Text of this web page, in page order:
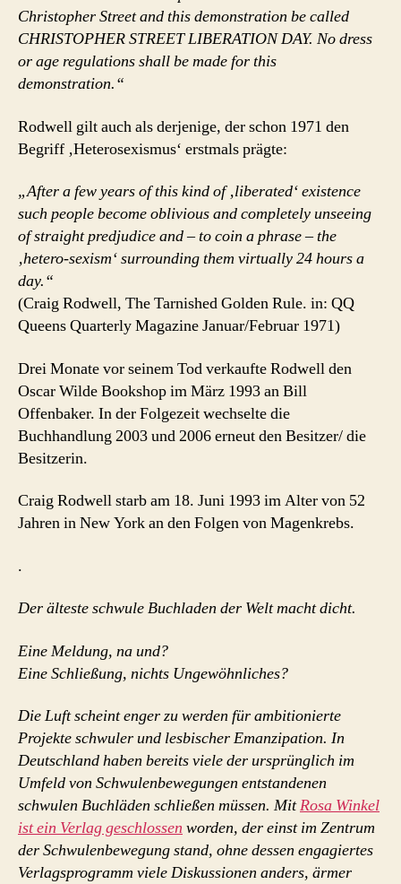
Christopher Street and this demonstration be called
CHRISTOPHER STREET LIBERATION DAY. No dress
or age regulations shall be made for this
demonstration.“
Rodwell gilt auch als derjenige, der schon 1971 den
Begriff ‚Heterosexismus‘ erstmals prägte:
„After a few years of this kind of ‚liberated‘ existence
such people become oblivious and completely unseeing
of straight predjudice and – to coin a phrase – the
‚hetero-sexism‘ surrounding them virtually 24 hours a
day.“
(Craig Rodwell, The Tarnished Golden Rule. in: QQ
Queens Quarterly Magazine Januar/Februar 1971)
Drei Monate vor seinem Tod verkaufte Rodwell den
Oscar Wilde Bookshop im März 1993 an Bill
Offenbaker. In der Folgezeit wechselte die
Buchhandlung 2003 und 2006 erneut den Besitzer/ die
Besitzerin.
Craig Rodwell starb am 18. Juni 1993 im Alter von 52
Jahren in New York an den Folgen von Magenkrebs.
.
Der älteste schwule Buchladen der Welt macht dicht.
Eine Meldung, na und?
Eine Schließung, nichts Ungewöhnliches?
Die Luft scheint enger zu werden für ambitionierte
Projekte schwuler und lesbischer Emanzipation. In
Deutschland haben bereits viele der ursprünglich im
Umfeld von Schwulenbewegungen entstandenen
schwulen Buchläden schließen müssen. MitRosa Winkel
ist ein Verlag geschlossen worden, der einst im Zentrum
der Schwulenbewegung stand, ohne dessen engagiertes
Verlagsprogramm viele Diskussionen anders, ärmer